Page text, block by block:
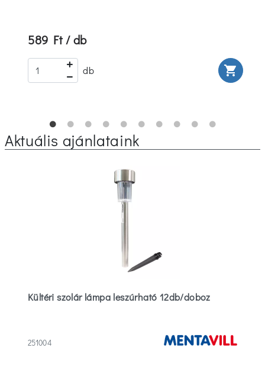
589 Ft / db
db shopping_cart
Aktuális ajánlataink
Kültéri szolár lámpa leszúrható 12db/doboz
251004